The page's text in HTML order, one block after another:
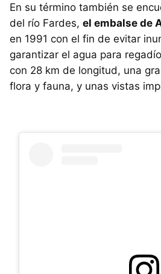
En su término también se
del río Fardes, el embalse de
en 1991 con el fin de evitar
garantizar el agua para
con 28 km de longitud, una
flora y fauna, y unas vistas